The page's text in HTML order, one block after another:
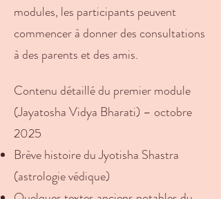
modules, les participants peuvent
commencer à donner des consultations
à des parents et des amis.
Contenu détaillé du premier module
(Jayatosha Vidya Bharati) – octobre
2025
Brève histoire du Jyotisha Shastra
(astrologie védique)